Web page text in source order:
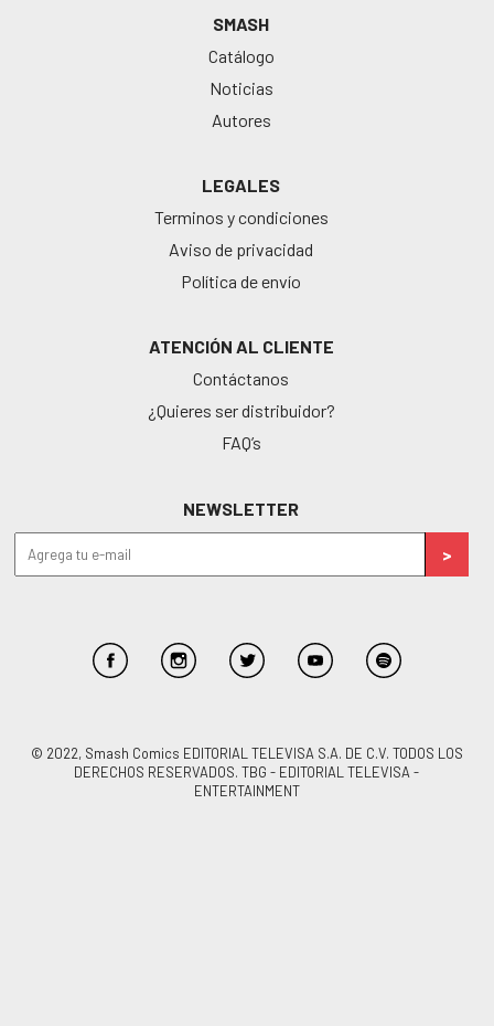
SMASH
Catálogo
Noticias
Autores
LEGALES
Terminos y condiciones
Aviso de privacidad
Política de envío
ATENCIÓN AL CLIENTE
Contáctanos
¿Quieres ser distribuidor?
FAQ’s
NEWSLETTER
© 2022, Smash Comics EDITORIAL TELEVISA S.A. DE C.V. TODOS LOS
DERECHOS RESERVADOS. TBG - EDITORIAL TELEVISA -
ENTERTAINMENT